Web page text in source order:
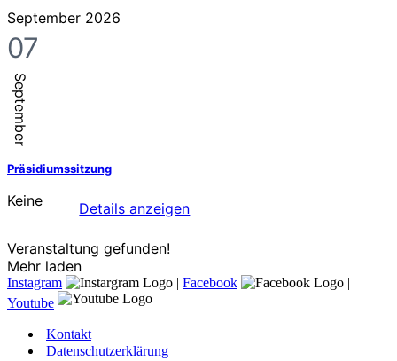
September 2026
07
September
Präsidiumssitzung
Details anzeigen
Keine
Veranstaltung gefunden!
Mehr laden
Instagram | Facebook
|
Youtube
Kontakt
Datenschutzerklärung